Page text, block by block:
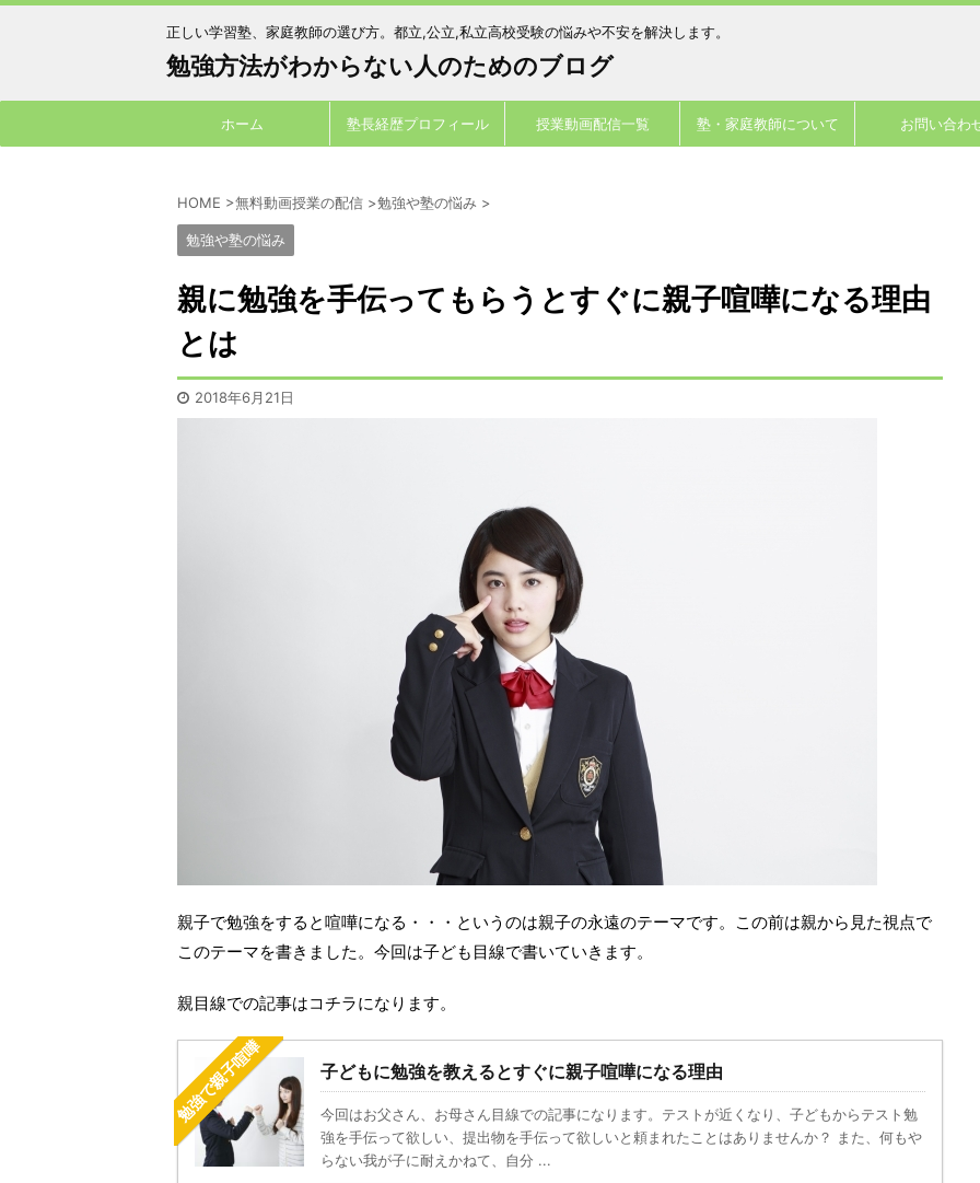
正しい学習塾、家庭教師の選び方。都立,公立,私立高校受験の悩みや不安を解決します。
勉強方法がわからない人のためのブログ
ホーム 塾長経歴プロフィール 授業動画配信一覧 塾・家庭教師について お問い合わ
HOME >無料動画授業の配信 >勉強や塾の悩み >
勉強や塾の悩み
親に勉強を手伝ってもらうとすぐに親子喧嘩になる理由
とは
2018年6月21日
親子で勉強をすると喧嘩になる・・・というのは親子の永遠のテーマです。この前は親から見た視点で
このテーマを書きました。今回は子ども目線で書いていきます。
親目線での記事はコチラになります。
勉強で親子喧嘩 子どもに勉強を教えるとすぐに親子喧嘩になる理由
今回はお父さん、お母さん目線での記事になります。テストが近くなり、子どもからテスト勉
強を手伝って欲しい、提出物を手伝って欲しいと頼まれたことはありませんか？ また、何もや
らない我が子に耐えかねて、自分 ...